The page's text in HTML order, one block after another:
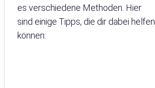
es verschiedene Methoden. Hier
sind einige Tipps, die dir dabei helfen
können: